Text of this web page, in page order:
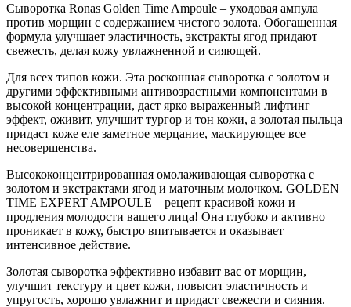
Cыворотка Ronas Golden Time Ampoule – уходовая ампула
против морщин с содержанием чистого золота. Обогащенная
формула улучшает эластичность, экстракты ягод придают
свежесть, делая кожу увлажненной и сияющей.
Для всех типов кожи. Эта роскошная сыворотка с золотом и
другими эффективными антивозрастными компонентами в
высокой концентрации, даст ярко выраженный лифтинг
эффект, оживит, улучшит тургор и тон кожи, а золотая пыльца
придаст коже еле заметное мерцание, маскирующее все
несовершенства.
Высококонцентрированная омолаживающая сыворотка с
золотом и экстрактами ягод и маточным молочком. GOLDEN
TIME EXPERT AMPOULE – рецепт красивой кожи и
продления молодости вашего лица! Она глубоко и активно
проникает в кожу, быстро впитывается и оказывает
интенсивное действие.
Золотая сыворотка эффективно избавит вас от морщин,
улучшит текстуру и цвет кожи, повысит эластичность и
упругость, хорошо увлажнит и придаст свежести и сияния.